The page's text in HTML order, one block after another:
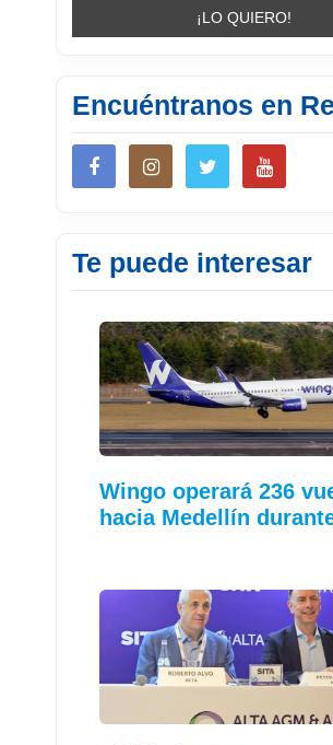
Encuéntranos en
Te puede interesar
Wingo operará 236
hacia Medellín